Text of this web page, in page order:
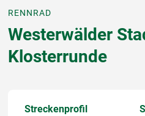
RENNRAD
Westerwälder
Klosterrunde
Streckenprofil